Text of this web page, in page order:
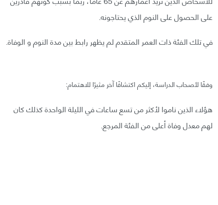
على الحصول على النوم الذي يحتاجونه.
في تلك الفئة ذات العمر المتقدم لم يظهر رابط بين مدة النوم و الوفاة.
وفقًا لأصحاب الدراسة، إليكم اكتشافًا آخر مثيرًا للاهتمام:
هؤلاء الذين ناموا لأكثر من تسع ساعات في الليلة الواحدة كذلك كان
لهم معدل وفاة أعلى من الفئة المرجع.